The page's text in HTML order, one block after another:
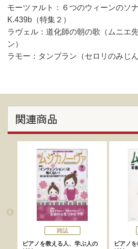
モーツァルト：６つのウィーンのソ
K.439b（特集２）
ラヴェル：道化師の朝の歌（ムニエ
ン）
ラモー：タンブラン（セロリのみじん
関連商品
雑誌
ピアノを教える人、学ぶ人の
ピアノ